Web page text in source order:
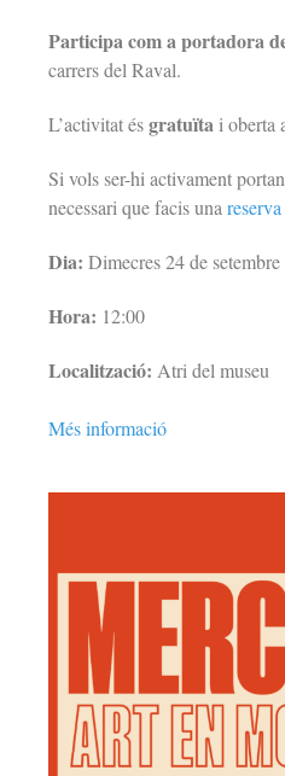
Participa com a portadora
carrers del Raval.
L’activitat ésgratuïta i oberta
Si vols ser-hi activament
necessari que facis una
Dia: Dimecres 24 de
Hora: 12:00
Localització: Atri del museu
Més informació